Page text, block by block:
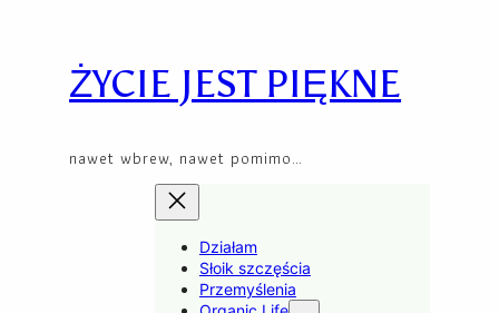
contentŻYCIE JEST PIĘKNE
nawet wbrew, nawet pomimo…
Działam
Słoik szczęścia
Przemyślenia